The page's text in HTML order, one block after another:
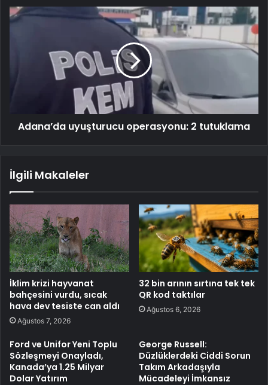
Adana’da uyuşturucu operasyonu: 2 tutuklama
İlgili Makaleler
İklim krizi hayvanat
bahçesini vurdu, sıcak
hava dev tesiste can aldı
Ağustos 7, 2026
32 bin arının sırtına tek tek
QR kod taktılar
Ağustos 6, 2026
Ford ve Unifor Yeni Toplu
Sözleşmeyi Onayladı,
Kanada’ya 1.25 Milyar
Dolar Yatırım
George Russell:
Düzlüklerdeki Ciddi Sorun
Takım Arkadaşıyla
Mücadeleyi İmkansız